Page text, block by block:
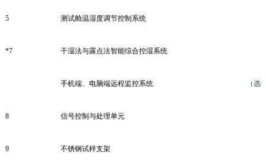
5 测试舱温湿度调节控制系统
*7 干湿法与露点法智能综合控湿系统
手机端、电脑端远程监控系统 （选
8 信号控制与处理单元
9 不锈钢试样支架